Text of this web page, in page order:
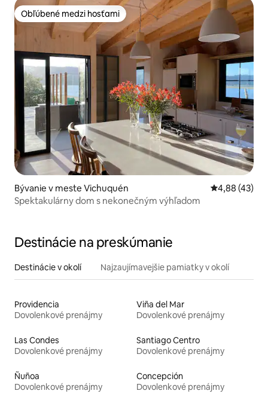
Obľúbené medzi hosťami
Obľúbené medzi hosťami
Bývanie v meste Vichuquén Priemerné
4,88 (43)
Spektakulárny dom s nekonečným výhľadom
Destinácie na preskúmanie
Destinácie v okolí Najzaujímavejšie pamiatky v okolí
Providencia
Dovolenkové prenájmy
Viña del Mar
Dovolenkové prenájmy
Las Condes
Dovolenkové prenájmy
Santiago Centro
Dovolenkové prenájmy
Ñuñoa
Dovolenkové prenájmy
Concepción
Dovolenkové prenájmy